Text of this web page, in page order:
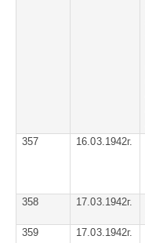
357
16.03.1942г.
358
17.03.1942г.
359
17.03.1942г.